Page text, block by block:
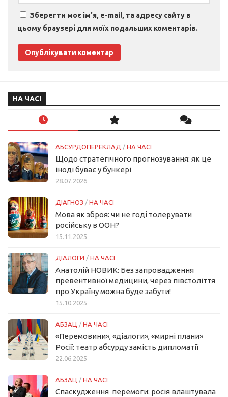
Зберегти моє ім'я, e-mail, та адресу сайту в
цьому браузері для моїх подальших коментарів.
НА ЧАСІ
АБСУРДОПЕРЕКЛАД / НА ЧАСІ
Щодо стратегічного прогнозування: як це
іноді буває у бункері
28.07.2026
ДІАГНОЗ / НА ЧАСІ
Мова як зброя: чи не годі толерувати
російську в ООН?
15.11.2025
ДІАЛОГИ / НА ЧАСІ
Анатолій НОВИК: Без запровадження
превентивної медицини, через півстоліття
про Україну можна буде забути!
15.10.2025
АБЗАЦ / НА ЧАСІ
«Перемовини», «діалоги», «мирні плани»
Росії: театр абсурду замість дипломатії
22.06.2025
АБЗАЦ / НА ЧАСІ
Спаскудження перемоги: росія влаштувала